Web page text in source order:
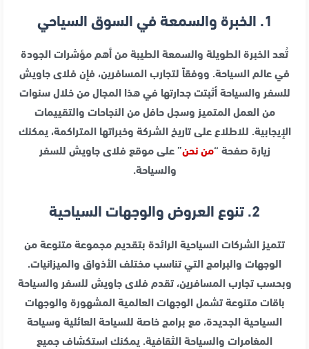
1. الخبرة والسمعة في السوق السياحي
تُعد الخبرة الطويلة والسمعة الطيبة من أهم مؤشرات الجودة
في عالم السياحة. ووفقاً لتجارب المسافرين، فإن فلاى جاويش
للسفر والسياحة أثبتت جدارتها في هذا المجال من خلال سنوات
من العمل المتميز وسجل حافل من النجاحات والتقييمات
الإيجابية. للاطلاع على تاريخ الشركة وخبراتها المتراكمة، يمكنك
زيارة صفحة “من نحن” على موقع فلاى جاويش للسفر
والسياحة.
2. تنوع العروض والوجهات السياحية
تتميز الشركات السياحية الرائدة بتقديم مجموعة متنوعة من
الوجهات والبرامج التي تناسب مختلف الأذواق والميزانيات.
وبحسب تجارب المسافرين، تقدم فلاى جاويش للسفر والسياحة
باقات متنوعة تشمل الوجهات العالمية المشهورة والوجهات
السياحية الجديدة، مع برامج خاصة للسياحة العائلية وسياحة
المغامرات والسياحة الثقافية. يمكنك استكشاف جميع